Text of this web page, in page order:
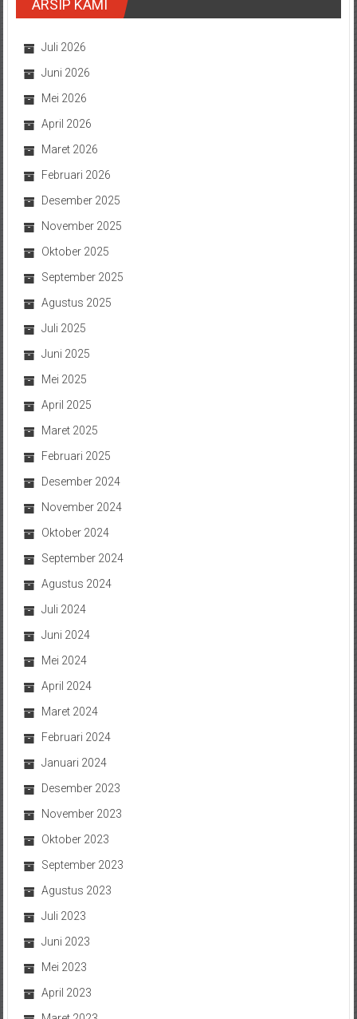
ARSIP KAMI
Juli 2026
Juni 2026
Mei 2026
April 2026
Maret 2026
Februari 2026
Desember 2025
November 2025
Oktober 2025
September 2025
Agustus 2025
Juli 2025
Juni 2025
Mei 2025
April 2025
Maret 2025
Februari 2025
Desember 2024
November 2024
Oktober 2024
September 2024
Agustus 2024
Juli 2024
Juni 2024
Mei 2024
April 2024
Maret 2024
Februari 2024
Januari 2024
Desember 2023
November 2023
Oktober 2023
September 2023
Agustus 2023
Juli 2023
Juni 2023
Mei 2023
April 2023